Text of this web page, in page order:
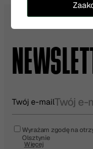
Twój e-mail
Wyrażam zgodę na
Olsztynie
Więcej